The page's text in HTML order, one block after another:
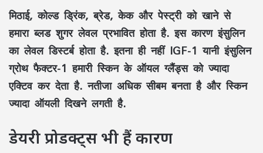
मिठाई, कोल्ड ड्रिंक, ब्रेड, केक और पेस्ट्री को खाने से
हमारा ब्लड शुगर लेवल प्रभावित होता है. इस कारण इंसुलिन
का लेवल डिस्टर्ब होता है. इतना ही नहीं IGF-1 यानी इंसुलिन
ग्रोथ फैक्टर-1 हमारी स्किन के ऑयल ग्लैंड्स को ज्यादा
एक्टिव कर देता है. नतीजा अधिक सीबम बनता है और स्किन
ज्यादा ऑयली दिखने लगती है.
डेयरी प्रोडक्ट्स भी हैं कारण